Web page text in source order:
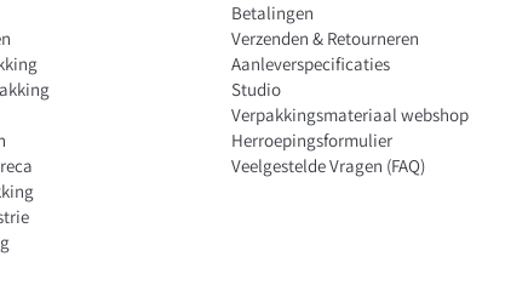
Betalingen
Verzenden & Retourneren
Aanleverspecificaties
Studio
Verpakkingsmateriaal webshop
Herroepingsformulier
Veelgestelde Vragen (FAQ)